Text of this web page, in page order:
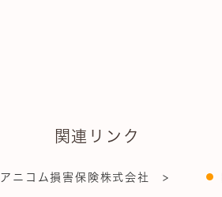
関連リンク
アニコム損害保険株式会社 >